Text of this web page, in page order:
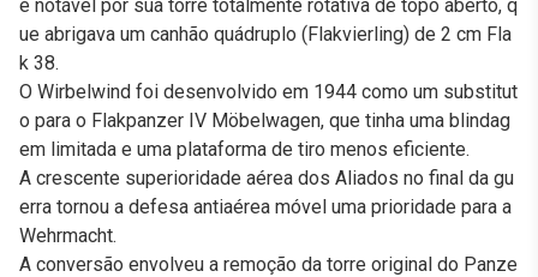
é notável por sua torre totalmente rotativa de topo aberto, q
ue abrigava um canhão quádruplo (Flakvierling) de 2 cm Fla
k 38.
O Wirbelwind foi desenvolvido em 1944 como um substitut
o para o Flakpanzer IV Möbelwagen, que tinha uma blindag
em limitada e uma plataforma de tiro menos eficiente.
A crescente superioridade aérea dos Aliados no final da gu
erra tornou a defesa antiaérea móvel uma prioridade para a
Wehrmacht.
A conversão envolveu a remoção da torre original do Panze